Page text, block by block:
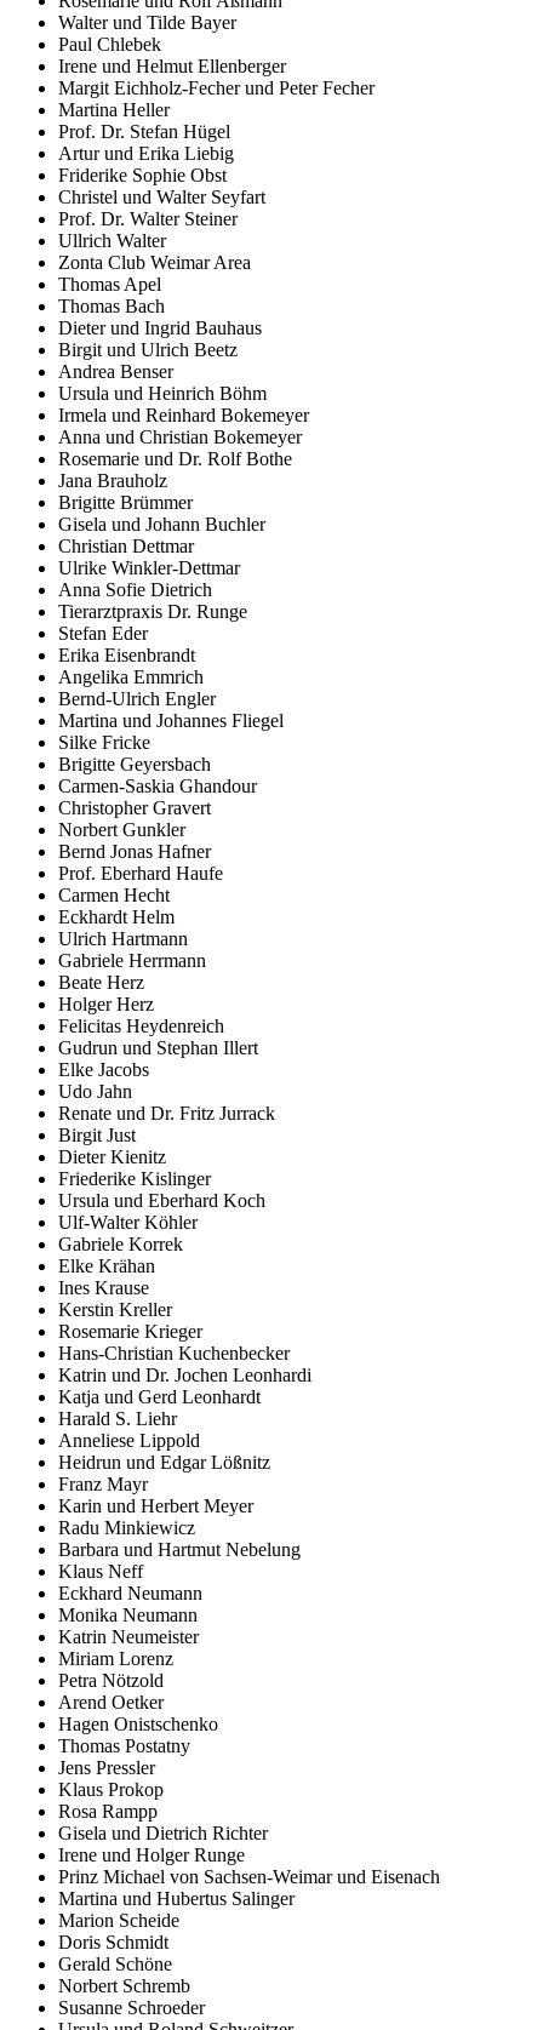
Walter und Tilde Bayer
Paul Chlebek
Irene und Helmut Ellenberger
Margit Eichholz-Fecher und Peter Fecher
Martina Heller
Prof. Dr. Stefan Hügel
Artur und Erika Liebig
Friderike Sophie Obst
Christel und Walter Seyfart
Prof. Dr. Walter Steiner
Ullrich Walter
Zonta Club Weimar Area
Thomas Apel
Thomas Bach
Dieter und Ingrid Bauhaus
Birgit und Ulrich Beetz
Andrea Benser
Ursula und Heinrich Böhm
Irmela und Reinhard Bokemeyer
Anna und Christian Bokemeyer
Rosemarie und Dr. Rolf Bothe
Jana Brauholz
Brigitte Brümmer
Gisela und Johann Buchler
Christian Dettmar
Ulrike Winkler-Dettmar
Anna Sofie Dietrich
Tierarztpraxis Dr. Runge
Stefan Eder
Erika Eisenbrandt
Angelika Emmrich
Bernd-Ulrich Engler
Martina und Johannes Fliegel
Silke Fricke
Brigitte Geyersbach
Carmen-Saskia Ghandour
Christopher Gravert
Norbert Gunkler
Bernd Jonas Hafner
Prof. Eberhard Haufe
Carmen Hecht
Eckhardt Helm
Ulrich Hartmann
Gabriele Herrmann
Beate Herz
Holger Herz
Felicitas Heydenreich
Gudrun und Stephan Illert
Elke Jacobs
Udo Jahn
Renate und Dr. Fritz Jurrack
Birgit Just
Dieter Kienitz
Friederike Kislinger
Ursula und Eberhard Koch
Ulf-Walter Köhler
Gabriele Korrek
Elke Krähan
Ines Krause
Kerstin Kreller
Rosemarie Krieger
Hans-Christian Kuchenbecker
Katrin und Dr. Jochen Leonhardi
Katja und Gerd Leonhardt
Harald S. Liehr
Anneliese Lippold
Heidrun und Edgar Lößnitz
Franz Mayr
Karin und Herbert Meyer
Radu Minkiewicz
Barbara und Hartmut Nebelung
Klaus Neff
Eckhard Neumann
Monika Neumann
Katrin Neumeister
Miriam Lorenz
Petra Nötzold
Arend Oetker
Hagen Onistschenko
Thomas Postatny
Jens Pressler
Klaus Prokop
Rosa Rampp
Gisela und Dietrich Richter
Irene und Holger Runge
Prinz Michael von Sachsen-Weimar und Eisenach
Martina und Hubertus Salinger
Marion Scheide
Doris Schmidt
Gerald Schöne
Norbert Schremb
Susanne Schroeder